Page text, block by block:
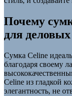
Почему
для
Сумка Celine
благодаря своему
Celine из гладкой
элегантность, не